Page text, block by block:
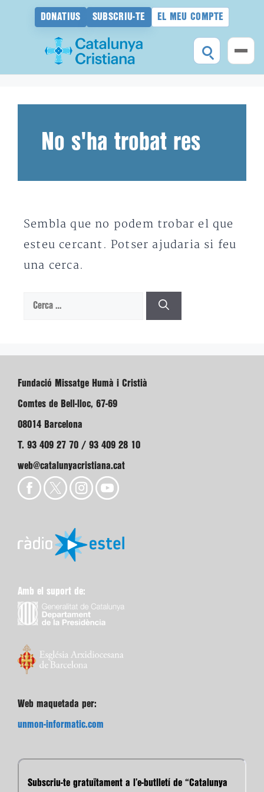
DONATIUS SUBSCRIU-TE EL MEU COMPTE
No s'ha trobat res
Sembla que no podem trobar el que
esteu cercant. Potser ajudaria si feu
una cerca.
Cerca:
Fundació Missatge Humà i Cristià
Comtes de Bell-lloc, 67-69
08014 Barcelona
T. 93 409 27 70 / 93 409 28 10
web@catalunyacristiana.cat
Amb el suport de:
Web maquetada per:
unmon-informatic.com
Subscriu-te gratuïtament a l’e-butlletí de “Catalunya